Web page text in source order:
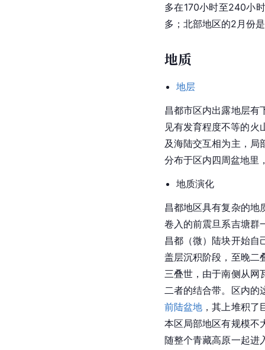
多在170小时至240小
多； 北部地区的2月份
地质
地层
昌都市区内出露地层有
见有发育程度不等的火
及海陆交互相为主，局
分布于区内四周盆地里
地质演化
昌都地区具有复杂的地
卷入的前震旦系吉塘群
昌都（微）陆块开始自
盖层沉积阶段，至晚二
三叠世，由于南侧从网
二者的结合带。区内的
前陆盆地 ，其上堆积
本区局部地区有规模不
随整个青藏高原一起进